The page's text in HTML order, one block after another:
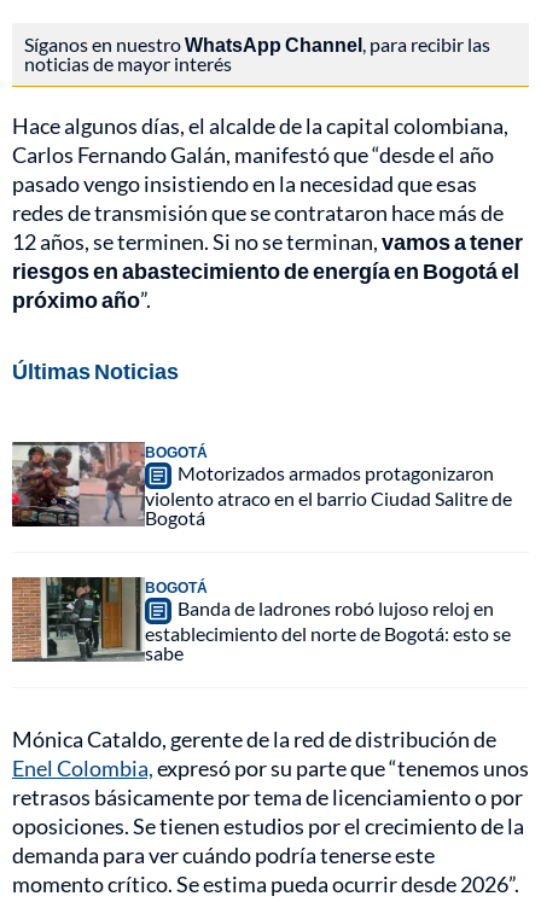
Síganos en nuestroWhatsApp Channel, para recibir las
noticias de mayor interés
Hace algunos días, el alcalde de la capital colombiana,
Carlos Fernando Galán, manifestó que “desde el año
pasado vengo insistiendo en la necesidad que esas
redes de transmisión que se contrataron hace más de
12 años, se terminen. Si no se terminan,vamos a tener
riesgos en abastecimiento de energía en Bogotá el
próximo año”.
Últimas Noticias
BOGOTÁ
Motorizados armados protagonizaron
violento atraco en el barrio Ciudad Salitre de
Bogotá
BOGOTÁ
Banda de ladrones robó lujoso reloj en
establecimiento del norte de Bogotá: esto se
sabe
Mónica Cataldo, gerente de la red de distribución de
Enel Colombia,expresó por su parte que “tenemos unos
retrasos básicamente por tema de licenciamiento o por
oposiciones. Se tienen estudios por el crecimiento de la
demanda para ver cuándo podría tenerse este
momento crítico. Se estima pueda ocurrir desde 2026”.